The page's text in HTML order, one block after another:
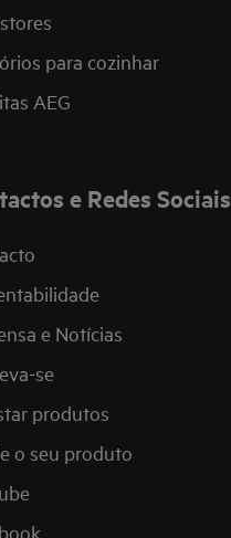
para cozinhar
AEG
e Redes Sociais
e Notícias
se
produtos
o seu produto